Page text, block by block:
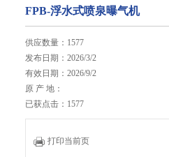
FPB-浮水式喷泉曝气机
供应数量：1577
发布日期：2026/3/2
有效日期：2026/9/2
原 产 地：
已获点击：1577
打印当前页